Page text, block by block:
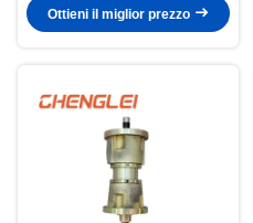
HVAC
Ottieni il miglior prezzo